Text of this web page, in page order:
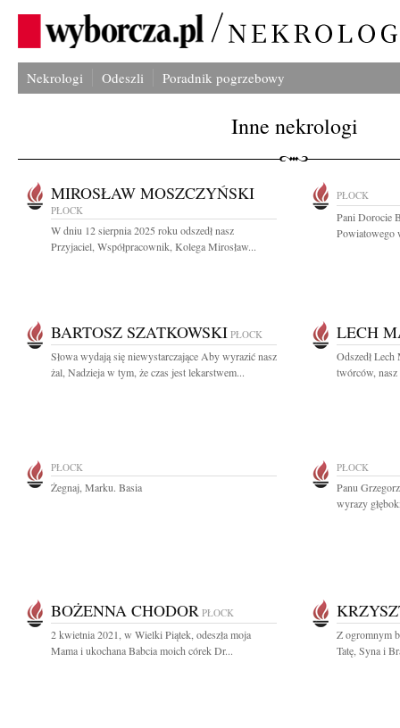
Nekrologi Odeszli Poradnik pogrzebowy
Inne nekrologi
MIROSŁAW MOSZCZYŃSKI
PŁOCK
W dniu 12 sierpnia 2025 roku odszedł nasz
Przyjaciel, Współpracownik, Kolega Mirosław...
PŁOCK
Pani Dorocie
Powiatowego
BARTOSZ SZATKOWSKI PŁOCK
Słowa wydają się niewystarczające Aby wyrazić nasz
żal, Nadzieja w tym, że czas jest lekarstwem...
LECH
Odszedł Lech
twórców, nasz
PŁOCK
Żegnaj, Marku. Basia
PŁOCK
Panu
wyrazy
BOŻENNA CHODOR PŁOCK
2 kwietnia 2021, w Wielki Piątek, odeszła moja
Mama i ukochana Babcia moich córek Dr...
Z ogromnym
Tatę, Syna i